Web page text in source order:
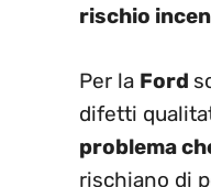
rischio
Per la Ford
difetti
problema
rischiano di